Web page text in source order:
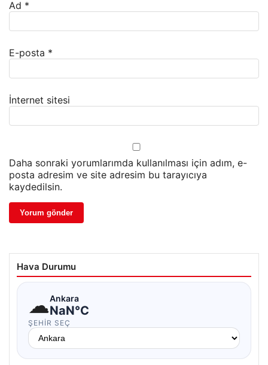
Ad *
E-posta *
İnternet sitesi
Daha sonraki yorumlarımda kullanılması için adım, e-
posta adresim ve site adresim bu tarayıcıya
kaydedilsin.
Hava Durumu
☁Ankara
NaN°C
ŞEHIR SEÇ